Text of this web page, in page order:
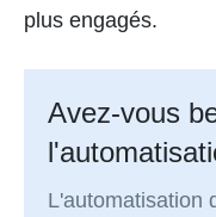
plus engagés.
Avez-vous
L'automatisation